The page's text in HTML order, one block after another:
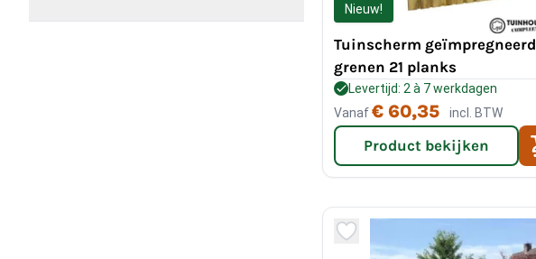
Nieuw!
Tuinscherm geïmpregneerd
grenen 21 planks
Levertijd: 2 à 7 werkdagen
Vanaf€ 60,35 incl. BTW
Product bekijken